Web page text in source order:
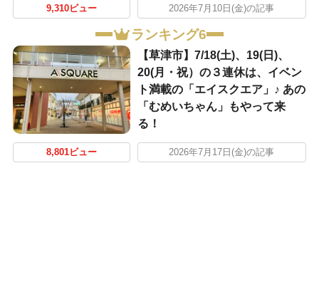
9,310ビュー 2026年7月10日(金)の記事
ランキング6
【草津市】7/18(土)、19(日)、
20(月・祝）の３連休は、イベン
ト満載の「エイスクエア」♪ あの
「むめいちゃん」もやって来
る！
8,801ビュー 2026年7月17日(金)の記事